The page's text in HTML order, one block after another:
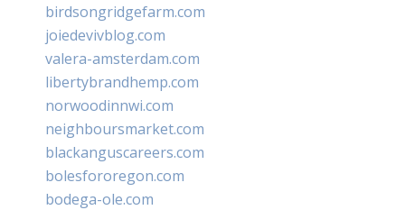
birdsongridgefarm.com
joiedevivblog.com
valera-amsterdam.com
libertybrandhemp.com
norwoodinnwi.com
neighboursmarket.com
blackanguscareers.com
bolesfororegon.com
bodega-ole.com